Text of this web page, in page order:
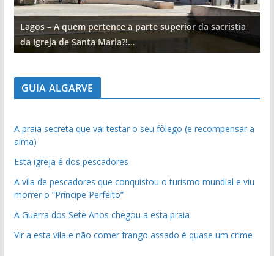
Lagos – A quem pertence a parte superior da sacristia
da Igreja de Santa Maria?!…
GUIA ALGARVE
A praia secreta que vai testar o seu fôlego (e recompensar a
alma)
Esta igreja é dos pescadores
A vila de pescadores que conquistou o turismo mundial e viu
morrer o “Príncipe Perfeito”
A Guerra dos Sete Anos chegou a esta praia
Vir a esta vila e não comer frango assado é quase um crime